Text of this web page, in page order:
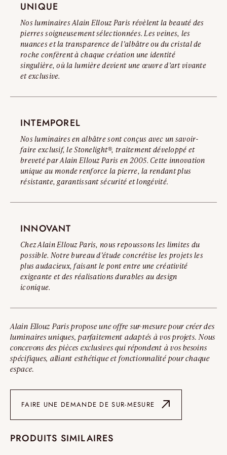
Lire l’avertissement complet
UNIQUE
Nos luminaires Alain Ellouz Paris révèlent la beauté des
pierres soigneusement sélectionnées. Les veines, les
nuances et la transparence de l’albâtre ou du cristal de
roche confèrent à chaque création une identité
singulière, où la lumière devient une œuvre d’art vivante
et exclusive.
INTEMPOREL
Nos luminaires en albâtre sont conçus avec un savoir-
faire exclusif, le Stonelight®, traitement développé et
breveté par Alain Ellouz Paris en 2005. Cette innovation
unique au monde renforce la pierre, la rendant plus
résistante, garantissant sécurité et longévité.
INNOVANT
Chez Alain Ellouz Paris, nous repoussons les limites du
possible. Notre bureau d’étude concrétise les projets les
plus audacieux, faisant le pont entre une créativité
exigeante et des réalisations durables au design
iconique.
Alain Ellouz Paris propose une offre sur-mesure pour créer des
luminaires uniques, parfaitement adaptés à vos projets. Nous
concevons des pièces exclusives qui répondent à vos besoins
spécifiques, alliant esthétique et fonctionnalité pour chaque
espace.
FAIRE UNE DEMANDE DE SUR-MESURE
PRODUITS SIMILAIRES